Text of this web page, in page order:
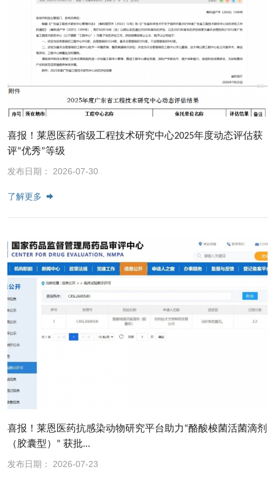
喜报！莱恩医药省级工程技术研究中心2025年度动态评估获
评“优秀”等级
发布日期： 2026-07-30
了解更多
喜报！莱恩医药抗感染动物研究平台助力“酪酸梭菌活菌滴剂
（胶囊型）” 获批...
发布日期： 2026-07-23